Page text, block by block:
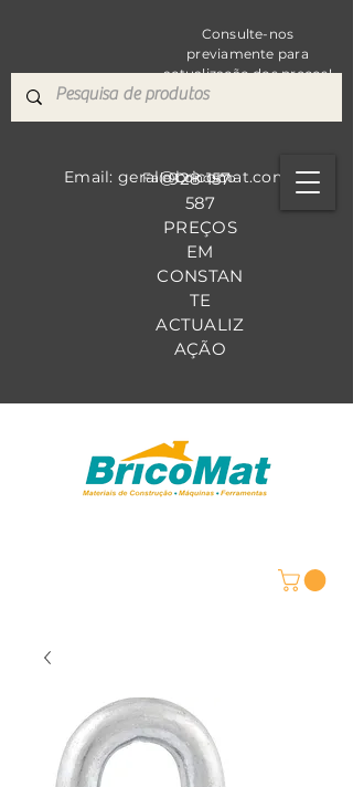
Consulte-nos
previamente para
actualização dos preços!
928 157
587
PREÇOS
EM
CONSTAN
TE
ACTUALIZ
AÇÃO
Fale Conosco
Email: geral@bricomat.com